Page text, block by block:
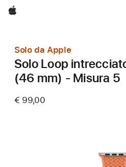
Apple
Solo da Apple
Solo Loop
(46 mm) - Misura 5
€ 99,00